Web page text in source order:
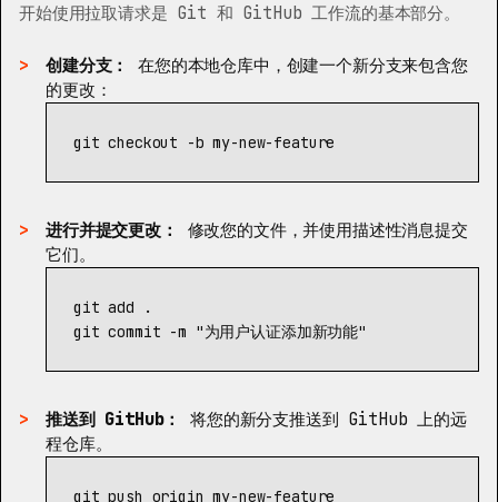
开始使用拉取请求是 Git 和 GitHub 工作流的基本部分。
创建分支：
在您的本地仓库中，创建一个新分支来包含您
的更改：
git checkout -b
进行并提交更改：
修改您的文件，并使用描述性消息提交
它们。
git add
.
git commit -m "为用户认证添加新功能"
推送到 GitHub：
将您的新分支推送到 GitHub 上的远
程仓库。